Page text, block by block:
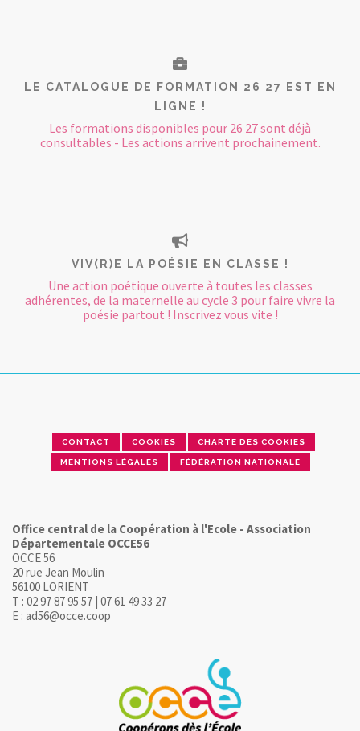
LE CATALOGUE DE FORMATION 26 27 EST EN
LIGNE !
Les formations disponibles pour 26 27 sont déjà
consultables - Les actions arrivent prochainement.
VIV(R)E LA POÉSIE EN CLASSE !
Une action poétique ouverte à toutes les classes
adhérentes, de la maternelle au cycle 3 pour faire vivre la
poésie partout ! Inscrivez vous vite !
CONTACT COOKIES CHARTE DES COOKIES
MENTIONS LÉGALES FÉDÉRATION NATIONALE
Office central de la Coopération à l'Ecole - Association
Départementale OCCE56
OCCE 56
20 rue Jean Moulin
56100 LORIENT
T : 02 97 87 95 57 | 07 61 49 33 27
E : ad56@occe.coop